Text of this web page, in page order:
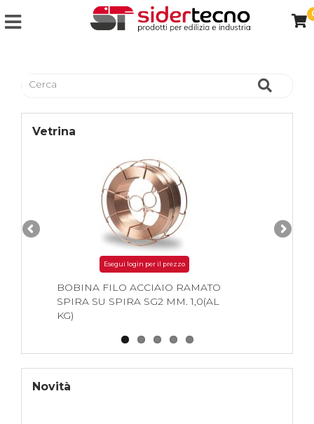
Vetrina
Esegui login per il prezzo
BOBINA FILO ACCIAIO RAMATO
SPIRA SU SPIRA SG2 MM. 1,0(AL
KG)
Novità